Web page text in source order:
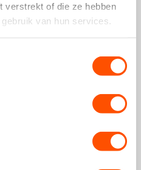
verstrekt of die ze hebben
van hun services.
3